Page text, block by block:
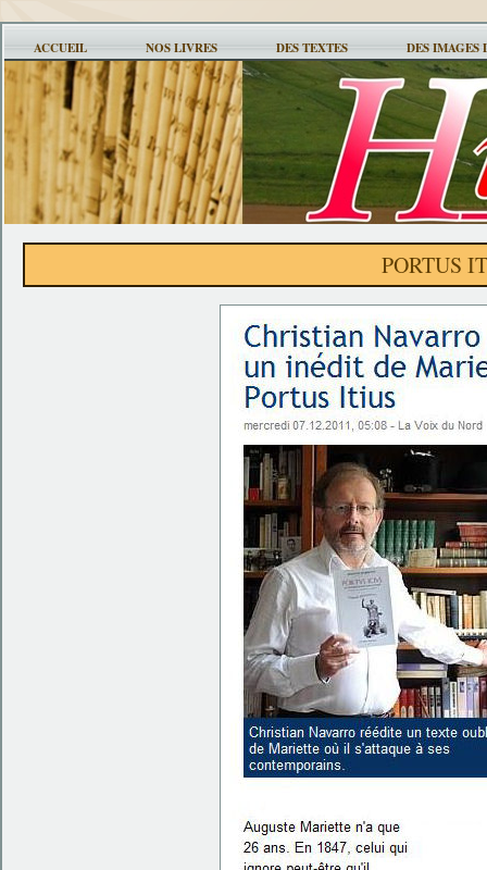
ACCUEIL NOS LIVRES DES TEXTES DES IMAGES
PORTUS